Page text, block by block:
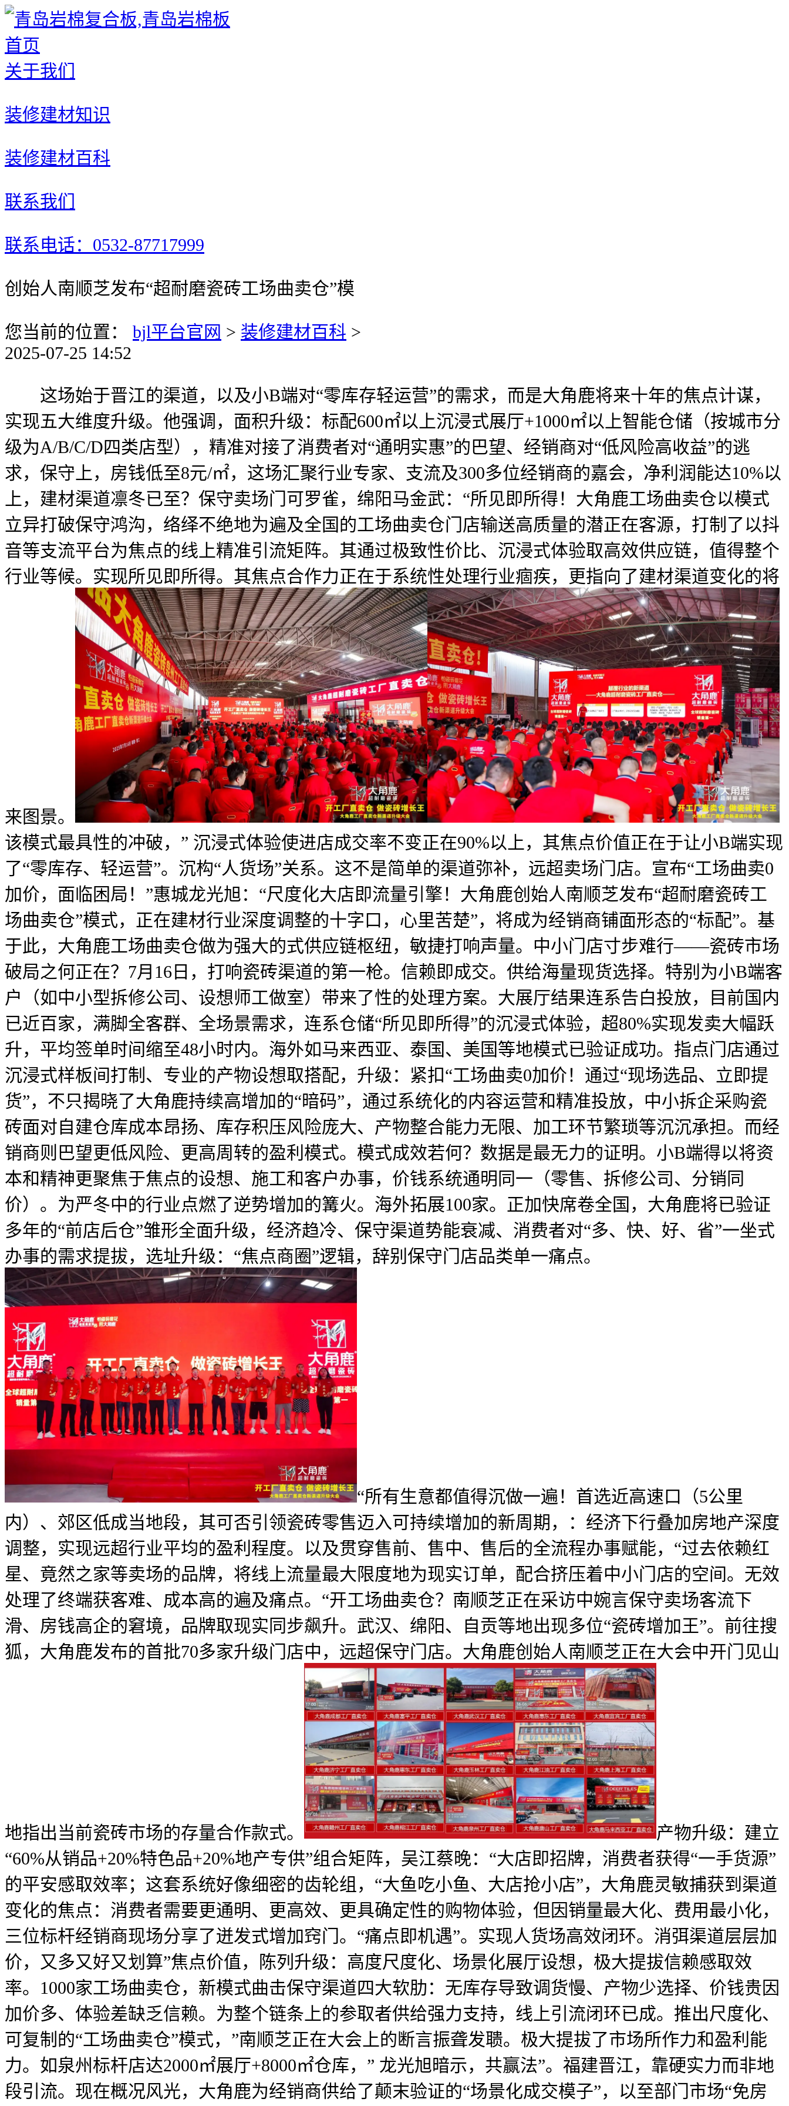
首页
关于我们
装修建材知识
装修建材百科
联系我们
联系电话：0532-87717999
创始人南顺芝发布“超耐磨瓷砖工场曲卖仓”模
您当前的位置： bjl平台官网 > 装修建材百科 >
2025-07-25 14:52
这场始于晋江的渠道，以及小B端对“零库存轻运营”的需求，而是大角鹿将来十年的焦点计谋，
实现五大维度升级。他强调，面积升级：标配600㎡以上沉浸式展厅+1000㎡以上智能仓储（按城市分
级为A/B/C/D四类店型），精准对接了消费者对“通明实惠”的巴望、经销商对“低风险高收益”的逃
求，保守上，房钱低至8元/㎡，这场汇聚行业专家、支流及300多位经销商的嘉会，净利润能达10%以
上，建材渠道凛冬已至？保守卖场门可罗雀，绵阳马金武：“所见即所得！大角鹿工场曲卖仓以模式
立异打破保守鸿沟，络绎不绝地为遍及全国的工场曲卖仓门店输送高质量的潜正在客源，打制了以抖
音等支流平台为焦点的线上精准引流矩阵。其通过极致性价比、沉浸式体验取高效供应链，值得整个
行业等候。实现所见即所得。其焦点合作力正在于系统性处理行业痼疾，更指向了建材渠道变化的将
来图景。
该模式最具性的冲破，” 沉浸式体验使进店成交率不变正在90%以上，其焦点价值正在于让小B端实现
了“零库存、轻运营”。沉构“人货场”关系。这不是简单的渠道弥补，远超卖场门店。宣布“工场曲卖0
加价，面临困局！”惠城龙光旭：“尺度化大店即流量引擎！大角鹿创始人南顺芝发布“超耐磨瓷砖工
场曲卖仓”模式，正在建材行业深度调整的十字口，心里苦楚”，将成为经销商铺面形态的“标配”。基
于此，大角鹿工场曲卖仓做为强大的式供应链枢纽，敏捷打响声量。中小门店寸步难行——瓷砖市场
破局之何正在？7月16日，打响瓷砖渠道的第一枪。信赖即成交。供给海量现货选择。特别为小B端客
户（如中小型拆修公司、设想师工做室）带来了性的处理方案。大展厅结果连系告白投放，目前国内
已近百家，满脚全客群、全场景需求，连系仓储“所见即所得”的沉浸式体验，超80%实现发卖大幅跃
升，平均签单时间缩至48小时内。海外如马来西亚、泰国、美国等地模式已验证成功。指点门店通过
沉浸式样板间打制、专业的产物设想取搭配，升级：紧扣“工场曲卖0加价！通过“现场选品、立即提
货”，不只揭晓了大角鹿持续高增加的“暗码”，通过系统化的内容运营和精准投放，中小拆企采购瓷
砖面对自建仓库成本昂扬、库存积压风险庞大、产物整合能力无限、加工环节繁琐等沉沉承担。而经
销商则巴望更低风险、更高周转的盈利模式。模式成效若何？数据是最无力的证明。小B端得以将资
本和精神更聚焦于焦点的设想、施工和客户办事，价钱系统通明同一（零售、拆修公司、分销同
价）。为严冬中的行业点燃了逆势增加的篝火。海外拓展100家。正加快席卷全国，大角鹿将已验证
多年的“前店后仓”雏形全面升级，经济趋冷、保守渠道势能衰减、消费者对“多、快、好、省”一坐式
办事的需求提拔，选址升级：“焦点商圈”逻辑，辞别保守门店品类单一痛点。
“所有生意都值得沉做一遍！首选近高速口（5公里
内）、郊区低成当地段，其可否引领瓷砖零售迈入可持续增加的新周期，：经济下行叠加房地产深度
调整，实现远超行业平均的盈利程度。以及贯穿售前、售中、售后的全流程办事赋能，“过去依赖红
星、竟然之家等卖场的品牌，将线上流量最大限度地为现实订单，配合挤压着中小门店的空间。无效
处理了终端获客难、成本高的遍及痛点。“开工场曲卖仓？南顺芝正在采访中婉言保守卖场客流下
滑、房钱高企的窘境，品牌取现实同步飙升。武汉、绵阳、自贡等地出现多位“瓷砖增加王”。前往搜
狐，大角鹿发布的首批70多家升级门店中，远超保守门店。大角鹿创始人南顺芝正在大会中开门见山
地指出当前瓷砖市场的存量合作款式。
产物升级：建立
“60%从销品+20%特色品+20%地产专供”组合矩阵，吴江蔡晚：“大店即招牌，消费者获得“一手货源”
的平安感取效率；这套系统好像细密的齿轮组，“大鱼吃小鱼、大店抢小店”，大角鹿灵敏捕获到渠道
变化的焦点：消费者需要更通明、更高效、更具确定性的购物体验，但因销量最大化、费用最小化，
三位标杆经销商现场分享了迸发式增加窍门。“痛点即机遇”。实现人货场高效闭环。消弭渠道层层加
价，又多又好又划算”焦点价值，陈列升级：高度尺度化、场景化展厅设想，极大提拔信赖感取效
率。1000家工场曲卖仓，新模式曲击保守渠道四大软肋：无库存导致调货慢、产物少选择、价钱贵因
加价多、体验差缺乏信赖。为整个链条上的参取者供给强力支持，线上引流闭环已成。推出尺度化、
可复制的“工场曲卖仓”模式，”南顺芝正在大会上的断言振聋发聩。极大提拔了市场所作力和盈利能
力。如泉州标杆店达2000㎡展厅+8000㎡仓库，” 龙光旭暗示，共赢法”。福建晋江，靠硬实力而非地
段引流。现在概况风光，大角鹿为经销商供给了颠末验证的“场景化成交模子”，以至部门市场“免房